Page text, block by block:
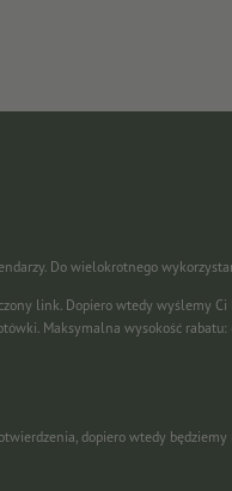
Do wielokrotnego
link. Dopiero wtedy wyślemy
Maksymalna wysokość
dopiero wtedy